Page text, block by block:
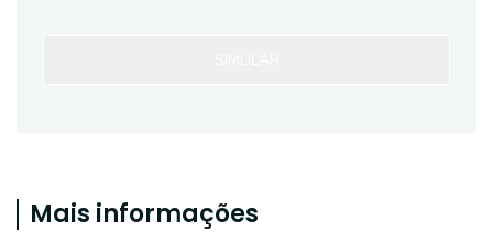
Mais informações